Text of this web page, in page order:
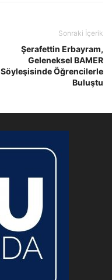
Sonraki İçerik
Şerafettin Erbayram,
Geleneksel BAMER
Söyleşisinde Öğrencilerle
Buluştu